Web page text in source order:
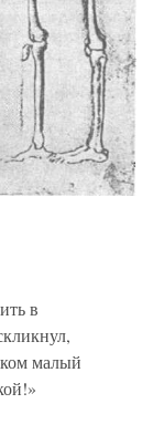
в
малый